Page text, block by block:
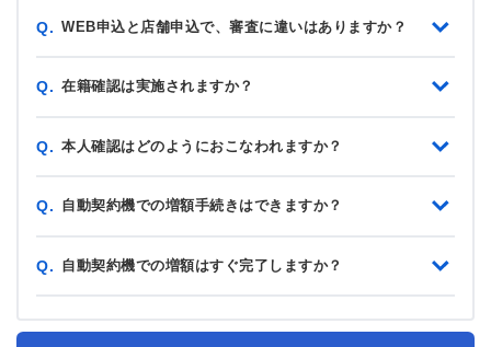
Q. WEB申込と店舗申込で、審査に違いはありますか？
Q. 在籍確認は実施されますか？
Q. 本人確認はどのようにおこなわれますか？
Q. 自動契約機での増額手続きはできますか？
Q. 自動契約機での増額はすぐ完了しますか？